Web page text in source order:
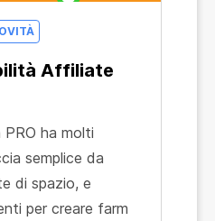
Affiliate
ha molti
semplice da
di spazio, e
per creare farm